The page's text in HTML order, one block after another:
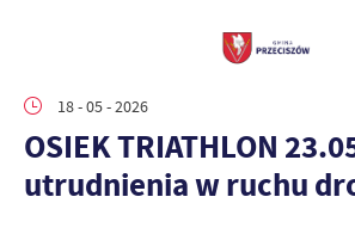
18 - 05 - 2026
OSIEK TRIATHLON
utrudnienia w ruchu